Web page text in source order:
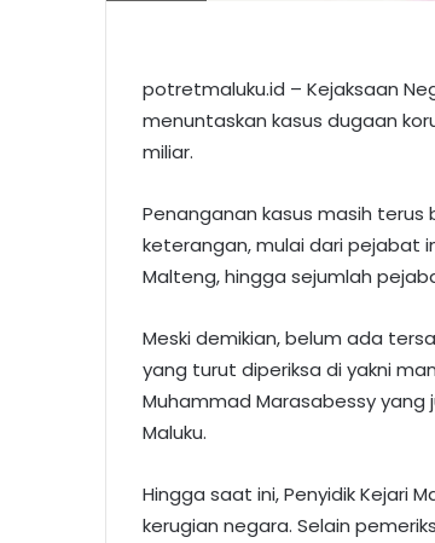
potretmaluku.id – Kejaksaan
menuntaskan kasus dugaan
miliar.
Penanganan kasus masih terus
keterangan, mulai dari pejabat
Malteng, hingga sejumlah
Meski demikian, belum ada
yang turut diperiksa di yakni
Muhammad Marasabessy yang
Maluku.
Hingga saat ini, Penyidik Kejari
kerugian negara. Selain